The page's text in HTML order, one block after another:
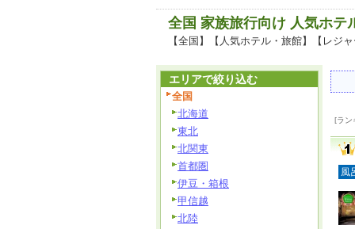
全国 家族旅行向け 人気ホテ
【全国】【人気ホテル・旅館】【レジ
[ラン
風
エリアで絞り込む
全国
北海道
東北
北関東
首都圏
伊豆・箱根
甲信越
北陸